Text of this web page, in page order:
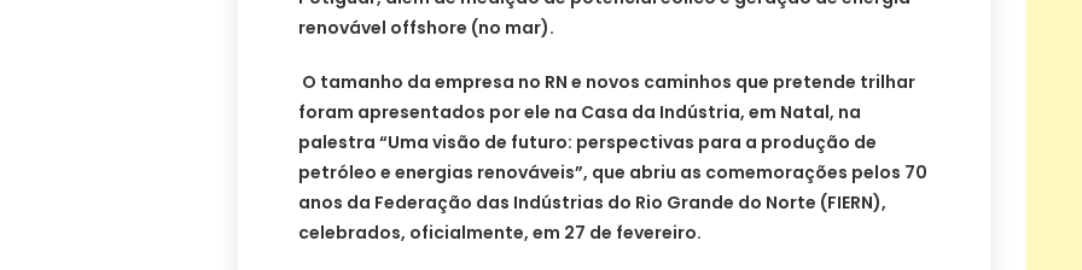
renovável offshore (no mar).
O tamanho da empresa no RN e novos caminhos que pretende trilhar
foram apresentados por ele na Casa da Indústria, em Natal, na
palestra “Uma visão de futuro: perspectivas para a produção de
petróleo e energias renováveis”, que abriu as comemorações pelos 70
anos da Federação das Indústrias do Rio Grande do Norte (FIERN),
celebrados, oficialmente, em 27 de fevereiro.